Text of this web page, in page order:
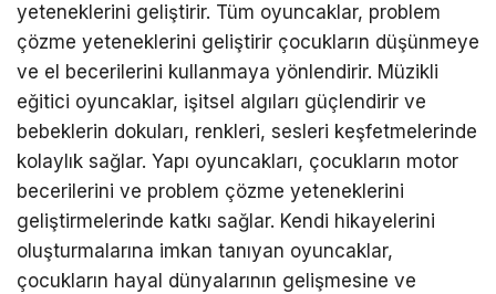
yeteneklerini geliştirir. Tüm oyuncaklar, problem
çözme yeteneklerini geliştirir çocukların düşünmeye
ve el becerilerini kullanmaya yönlendirir. Müzikli
eğitici oyuncaklar, işitsel algıları güçlendirir ve
bebeklerin dokuları, renkleri, sesleri keşfetmelerinde
kolaylık sağlar. Yapı oyuncakları, çocukların motor
becerilerini ve problem çözme yeteneklerini
geliştirmelerinde katkı sağlar. Kendi hikayelerini
oluşturmalarına imkan tanıyan oyuncaklar,
çocukların hayal dünyalarının gelişmesine ve